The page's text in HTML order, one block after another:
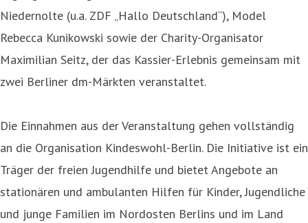
Niedernolte (u.a. ZDF „Hallo Deutschland“), Model
Rebecca Kunikowski sowie der Charity-Organisator
Maximilian Seitz, der das Kassier-Erlebnis gemeinsam mit
zwei Berliner dm-Märkten veranstaltet.
Die Einnahmen aus der Veranstaltung gehen vollständig
an die Organisation Kindeswohl-Berlin. Die Initiative ist ein
Träger der freien Jugendhilfe und bietet Angebote an
stationären und ambulanten Hilfen für Kinder, Jugendliche
und junge Familien im Nordosten Berlins und im Land